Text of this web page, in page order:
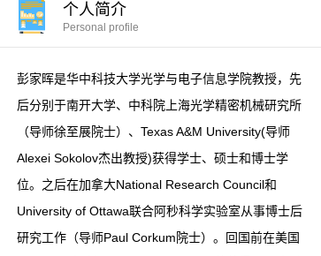
个人简介
Personal profile
彭家晖是华中科技大学光学与电子信息学院教授，先
后分别于南开大学、中科院上海光学精密机械研究所
（导师徐至展院士）、Texas A&M University(导师
Alexei Sokolov杰出教授)获得学士、硕士和博士学
位。之后在加拿大National Research Council和
University of Ottawa联合阿秒科学实验室从事博士后
研究工作（导师Paul Corkum院士）。回国前在美国